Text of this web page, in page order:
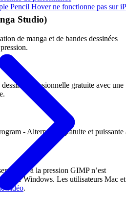
Pencil Hover ne fonctionne pas sur
Studio)
de manga et de bandes dessinées
professionnelle gratuite avec une
- Alternative gratuite et puissante
à la pression GIMP n’est
sur Windows. Les utilisateurs Mac et
vidéo.